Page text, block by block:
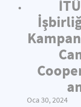
Oca 30, 2024